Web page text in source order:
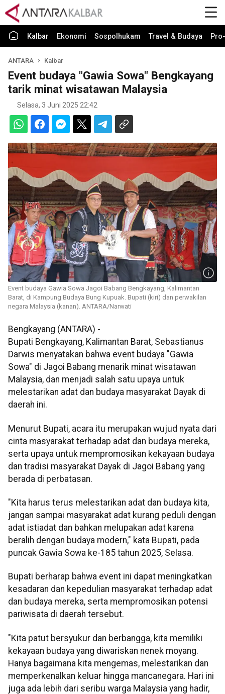
Kalbar Ekonomi Sospolhukam Travel & Budaya
ANTARA Kalbar
Event budaya "Gawia Sowa" Bengkayang
tarik minat wisatawan Malaysia
Selasa, 3 Juni 2025 22:42
Event budaya Gawia Sowa Jagoi Babang Bengkayang, Kalimantan
Barat, di Kampung Budaya Bung Kupuak. Bupati (kiri) dan perwakilan
negara Malaysia (kanan). ANTARA/Narwati
Bengkayang (ANTARA) -
Bupati Bengkayang, Kalimantan Barat, Sebastianus
Darwis menyatakan bahwa event budaya "Gawia
Sowa" di Jagoi Babang menarik minat wisatawan
Malaysia, dan menjadi salah satu upaya untuk
melestarikan adat dan budaya masyarakat Dayak di
daerah ini.
Menurut Bupati, acara itu merupakan wujud nyata dari
cinta masyarakat terhadap adat dan budaya mereka,
serta upaya untuk mempromosikan kekayaan budaya
dan tradisi masyarakat Dayak di Jagoi Babang yang
berada di perbatasan.
"Kita harus terus melestarikan adat dan budaya kita,
jangan sampai masyarakat adat kurang peduli dengan
adat istiadat dan bahkan melupakan adat karena
beralih dengan budaya modern," kata Bupati, pada
puncak Gawia Sowa ke-185 tahun 2025, Selasa.
Bupati berharap bahwa event ini dapat meningkatkan
kesadaran dan kepedulian masyarakat terhadap adat
dan budaya mereka, serta mempromosikan potensi
pariwisata di daerah tersebut.
"Kita patut bersyukur dan berbangga, kita memiliki
kekayaan budaya yang diwariskan nenek moyang.
Hanya bagaimana kita mengemas, melestarikan dan
memperkenalkan keluar hingga mancanegara. Hari ini
juga ada lebih dari seribu warga Malaysia yang hadir,